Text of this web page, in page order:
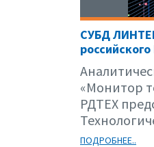
СУБД
«Монитор
РДТЕХ
ПОДРОБНЕЕ..